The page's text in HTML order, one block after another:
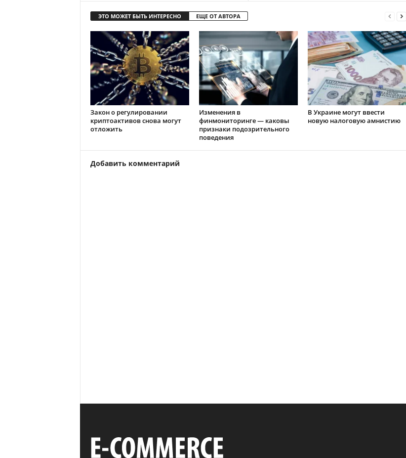
ЭТО МОЖЕТ БЫТЬ ИНТЕРЕСНО ЕЩЕ ОТ АВТОРА
Закон о регулировании
криптоактивов снова могут
отложить
Изменения в
финмониторинге — каковы
признаки подозрительного
поведения
В Украине могут ввести
новую налоговую амнистию
Добавить комментарий